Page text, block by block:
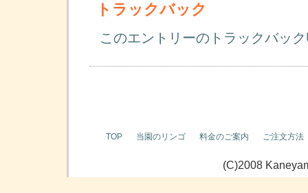
トラックバック
このエントリーのトラックバッ
TOP 当園のリンゴ 料金のご案内 ご注文方法
(C)2008